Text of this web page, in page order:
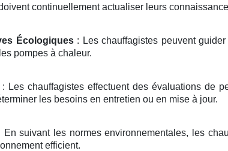
continuellement actualiser leurs
Écologiques: Les chauffagistes peuvent
pompes à chaleur.
Les chauffagistes effectuent des évaluations de
les besoins en entretien ou en mise à jour.
En suivant les normes environnementales, les
efficient.